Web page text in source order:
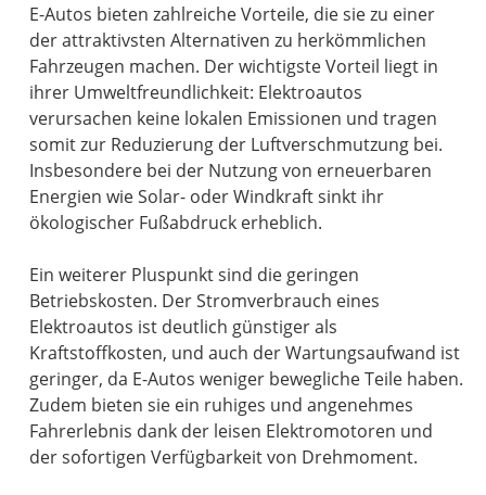
E-Autos bieten zahlreiche Vorteile, die sie zu einer
der attraktivsten Alternativen zu herkömmlichen
Fahrzeugen machen. Der wichtigste Vorteil liegt in
ihrer Umweltfreundlichkeit: Elektroautos
verursachen keine lokalen Emissionen und tragen
somit zur Reduzierung der Luftverschmutzung bei.
Insbesondere bei der Nutzung von erneuerbaren
Energien wie Solar- oder Windkraft sinkt ihr
ökologischer Fußabdruck erheblich.
Ein weiterer Pluspunkt sind die geringen
Betriebskosten. Der Stromverbrauch eines
Elektroautos ist deutlich günstiger als
Kraftstoffkosten, und auch der Wartungsaufwand ist
geringer, da E-Autos weniger bewegliche Teile haben.
Zudem bieten sie ein ruhiges und angenehmes
Fahrerlebnis dank der leisen Elektromotoren und
der sofortigen Verfügbarkeit von Drehmoment.